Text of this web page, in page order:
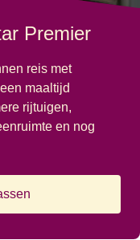
Premier
reis met
maaltijd
rijtuigen,
en nog